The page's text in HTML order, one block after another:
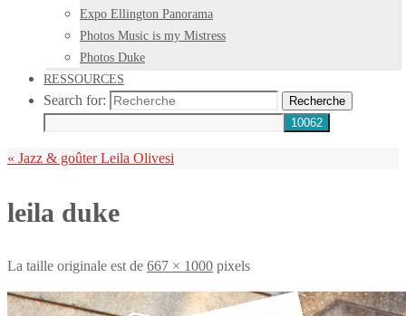
Expo Ellington Panorama
Photos Music is my Mistress
Photos Duke
RESSOURCES
Search for: Recherche
« Jazz & goûter Leila Olivesi
leila duke
La taille originale est de 667 × 1000 pixels